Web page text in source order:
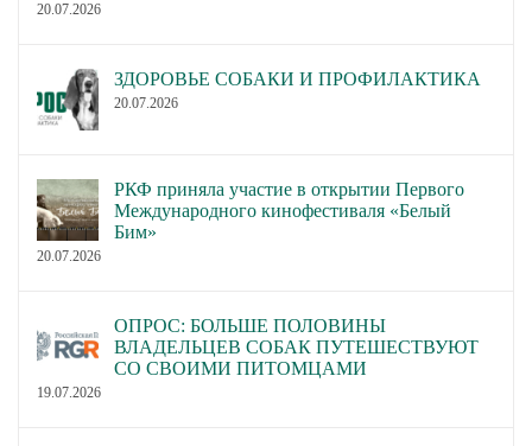
20.07.2026
ЗДОРОВЬЕ СОБАКИ И ПРОФИЛАКТИКА
20.07.2026
РКФ приняла участие в открытии Первого
Международного кинофестиваля «Белый
Бим»
20.07.2026
ОПРОС: БОЛЬШЕ ПОЛОВИНЫ
ВЛАДЕЛЬЦЕВ СОБАК ПУТЕШЕСТВУЮТ
СО СВОИМИ ПИТОМЦАМИ
19.07.2026